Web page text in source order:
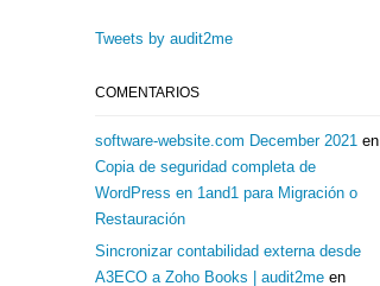
Tweets by audit2me
COMENTARIOS
software-website.com December 2021 en
Copia de seguridad completa de
WordPress en 1and1 para Migración o
Restauración
Sincronizar contabilidad externa desde
A3ECO a Zoho Books | audit2me en